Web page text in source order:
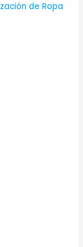
de Ropa